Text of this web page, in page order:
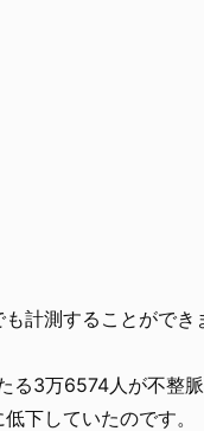
計測することができ
る3万6574人が不整
下していたのです。